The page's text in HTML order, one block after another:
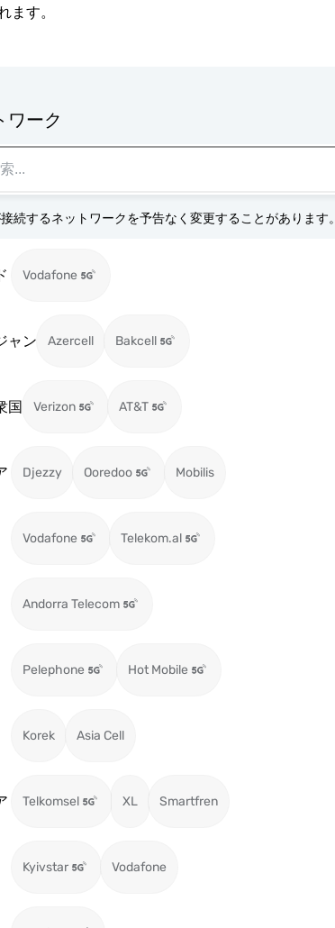
ます。
ワーク
続するネットワークを予告なく変更することがあります。
Vodafone
ャン Azercell Bakcell
国 Verizon AT&T
Djezzy Ooredoo Mobilis
Vodafone Telekom.al
Andorra Telecom
Pelephone Hot Mobile
Korek Asia Cell
Telkomsel XL Smartfren
Kyivstar Vodafone